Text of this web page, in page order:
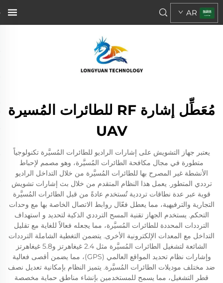
AR
مُعَطِّل إشارة RF للطائرات المُسيرة
UAV
يعتبر جهاز التشويش على إشارات الراديو للطائرات المُسيَّرة تكنولوجياً
متطورة في مجال مكافحة الطائرات المُسيَّرة، وهو مصمم لإحباط
الأنشطة غير المصرح بها للطائرات المُسيَّرة من خلال التداخل الراديو
ترددي المتطور. يعمل هذا النظام المتقدم من خلال بث إشارات تشويش
قوية عبر عدة نطاقات ترددية تُستخدم عادةً من قبل الطائرات المُسيَّرة
التجارية والترفيهية، مما يعطل فعّال روابط الاتصال الخاصة بها مع وحدات
التحكم. يستخدم الجهاز تقنية المسح الترددي الذكية لتحديد و استهداف
الترددات المحددة للطائرات المُسيَّرة، مما يجعله فعالاً للغاية مع تقليل
التداخل مع المعدات الإلكترونية الأخرى. يتضمن التغطية الشاملة الترددات
الشائعة لتشغيل الطائرات المُسيَّرة مثل 2.4 غيغاهرتز و5.8 غيغاهرتز
وإشارات نظام تحديد المواقع العالمي (GPS)، مما يضمن أقصى فعالية
ضد مختلف موديلات الطائرات المُسيَّرة. يتميز النظام بإمكانية تعديل نصف
قطر التشغيل، مما يسمح للمستخدمين بإنشاء مناطق حماية مخصصة